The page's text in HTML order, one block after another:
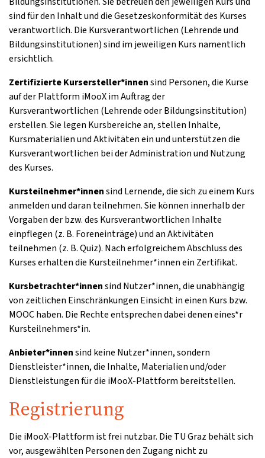
sind für den Inhalt und die Gesetzeskonformität des Kurses
verantwortlich. Die Kursverantwortlichen (Lehrende und
Bildungsinstitutionen) sind im jeweiligen Kurs namentlich
ersichtlich.
Zertifizierte Kursersteller*innensind Personen, die Kurse
auf der Plattform iMooX im Auftrag der
Kursverantwortlichen (Lehrende oder Bildungsinstitution)
erstellen. Sie legen Kursbereiche an, stellen Inhalte,
Kursmaterialien und Aktivitäten ein und unterstützen die
Kursverantwortlichen bei der Administration und Nutzung
des Kurses.
Kursteilnehmer*innensind Lernende, die sich zu einem Kurs
anmelden und daran teilnehmen. Sie können innerhalb der
Vorgaben der bzw. des Kursverantwortlichen Inhalte
einpflegen (z. B. Foreneinträge) und an Aktivitäten
teilnehmen (z. B. Quiz). Nach erfolgreichem Abschluss des
Kurses erhalten die Kursteilnehmer*innen ein Zertifikat.
Kursbetrachter*innensind Nutzer*innen, die unabhängig
von zeitlichen Einschränkungen Einsicht in einen Kurs bzw.
MOOC haben. Die Rechte entsprechen dabei denen eines*r
Kursteilnehmers*in.
Anbieter*innensind keine Nutzer*innen, sondern
Dienstleister*innen, die Inhalte, Materialien und/oder
Dienstleistungen für die iMooX-Plattform bereitstellen.
Registrierung
Die iMooX-Plattform ist frei nutzbar. Die TU Graz behält sich
vor, ausgewählten Personen den Zugang nicht zu